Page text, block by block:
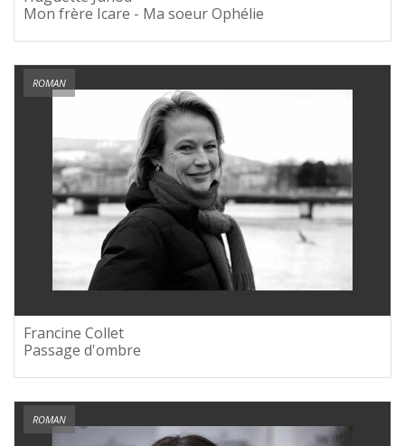
Mon frère Icare - Ma soeur Ophélie
ROMAN
Francine Collet
Passage d'ombre
ROMAN